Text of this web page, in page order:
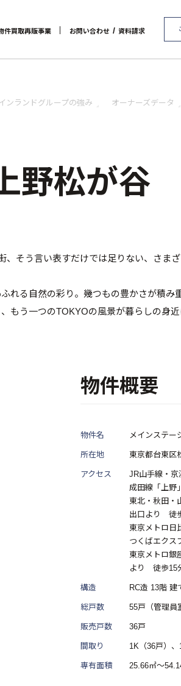
件買取再販事業 お問い合わせ / 資料請求
ンランドグループの強み オーナーズデータ
野松が谷
そう言い表すだけでは足りない、さま
れる自然の彩り。幾つもの豊かさが積み
もう一つのTOKYOの風景が暮らしの身近
物件概要
物件名 メインステー
所在地 東京都台東区
アクセス
JR山手線・京
成田線「上
東北・秋田・
出口より 徒
東京メトロ
つくばエク
東京メトロ銀
より 徒歩15
構造 RC造 13階 建
総戸数 55戸（管理員
販売戸数 36戸
間取り 1K（36戸）、
専有面積 25.66㎡～